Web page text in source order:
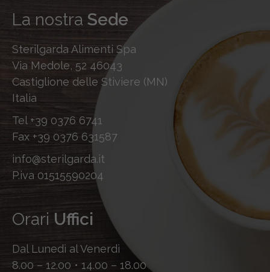
La nostra Sede
Sterilgarda Alimenti Spa
Via Medole, 52 46043
Castiglione delle Stiviere (MN)
Italia
Tel +39 0376 6741
Fax +39 0376 631587
info@sterilgarda.it
P.iva 01515590204
Orari Uffici
Dal Lunedì al Venerdì
8.00 – 12.00 • 14.00 – 18.00